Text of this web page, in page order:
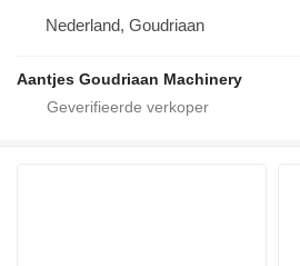
Nederland, Goudriaan
Aantjes Goudriaan Machinery